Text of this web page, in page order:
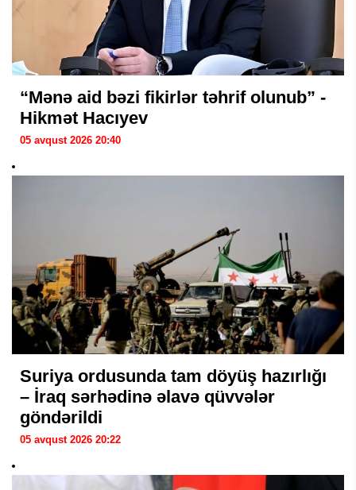
“Mənə aid bəzi fikirlər təhrif olunub” -
Hikmət Hacıyev
05 avqust 2026 20:40
Suriya ordusunda tam döyüş hazırlığı
– İraq sərhədinə əlavə qüvvələr
göndərildi
05 avqust 2026 20:22